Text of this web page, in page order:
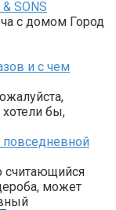
SONS
с домом Город
и с чем
бы,
считающийся
может